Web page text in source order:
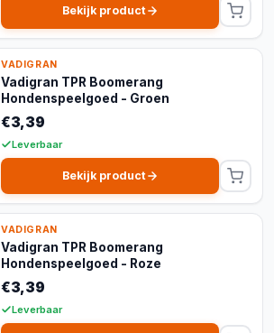
Bekijk product
VADIGRAN
Vadigran TPR Boomerang
Hondenspeelgoed - Groen
€3,39
Leverbaar
Bekijk product
VADIGRAN
Vadigran TPR Boomerang
Hondenspeelgoed - Roze
€3,39
Leverbaar